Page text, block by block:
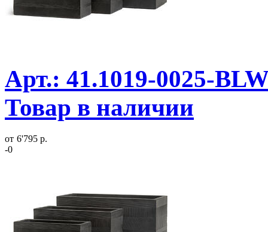
Арт.: 41.1019-0025-
Товар в наличии
от 6'795 р.
-0